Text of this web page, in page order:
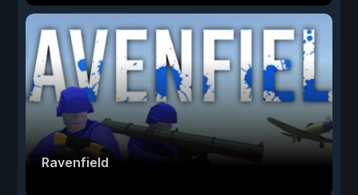
Ravenfield